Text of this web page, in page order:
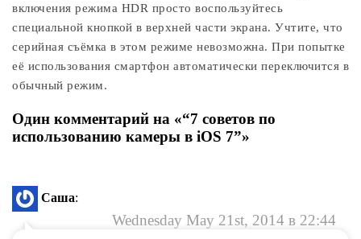
включения режима HDR просто воспользуйтесь
специальной кнопкой в верхней части экрана. Учтите, что
серийная съёмка в этом режиме невозможна. При попытке
её использования смартфон автоматически переключится в
обычный режим.
Один комментарий на «“7 советов по
использованию камеры в iOS 7”»
Саша:
Wednesday May 21st, 2014 в 22:44